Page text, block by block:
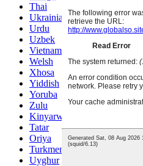
Thai
Ukrainian
Urdu
Uzbek
Vietnamese
Welsh
Xhosa
Yiddish
Yoruba
Zulu
Kinyarwanda
Tatar
Oriya
Turkmen
Uyghur